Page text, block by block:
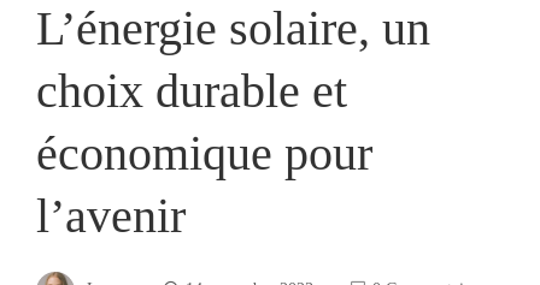
L’énergie solaire, un
choix durable et
économique pour
l’avenir